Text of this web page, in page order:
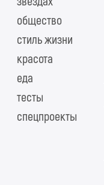
общество
стиль жизни
красота
еда
тесты
спецпроекты